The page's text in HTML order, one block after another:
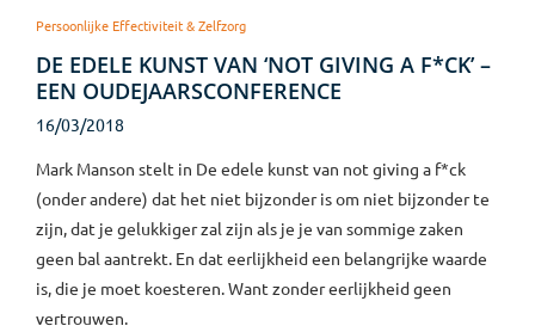
Persoonlijke Effectiviteit & Zelfzorg
DE EDELE KUNST VAN ‘NOT GIVING A F*CK’ –
EEN OUDEJAARSCONFERENCE
16/03/2018
Mark Manson stelt in De edele kunst van not giving a f*ck
(onder andere) dat het niet bijzonder is om niet bijzonder te
zijn, dat je gelukkiger zal zijn als je je van sommige zaken
geen bal aantrekt. En dat eerlijkheid een belangrijke waarde
is, die je moet koesteren. Want zonder eerlijkheid geen
vertrouwen.